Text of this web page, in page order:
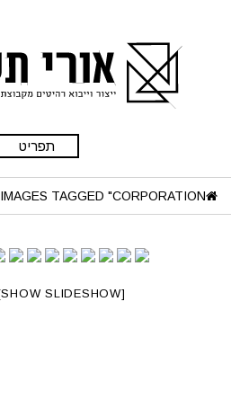
תפריט
IMAGES TAGGED "CORPORATION"
[SHOW SLIDESHOW]